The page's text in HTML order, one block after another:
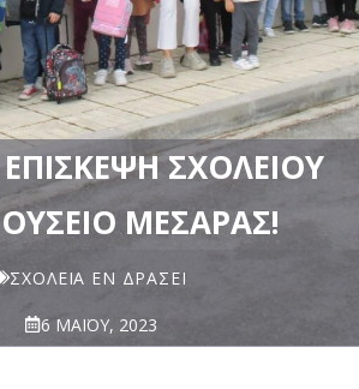
ΣΧΟΛΕΊΟΥ
ΜΕΣΑΡΆΣ!
ΣΧΟΛΕΊΑ ΕΝ ΔΡΆΣΕΙ
6 ΜΑΪ́ΟΥ, 2023